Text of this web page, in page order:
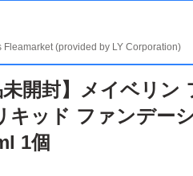
(provided by LY Corporation)
未開封】メイベリン
キッド ファンデー
1個